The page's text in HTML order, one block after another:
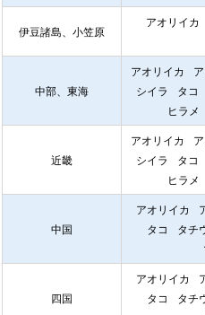
伊豆諸島、小笠原
アオリイカ
中部、東海
アオリイカ
シイラ
タコ
ヒラメ
近畿
アオリイカ
シイラ
タコ
ヒラメ
中国
アオリイカ
タコ
タチ
四国
アオリイカ
タコ
タチ